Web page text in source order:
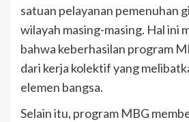
satuan pelayanan pemenuhan
wilayah masing-masing. Hal ini
bahwa keberhasilan program
dari kerja kolektif yang
elemen bangsa.
Selain itu, program MBG